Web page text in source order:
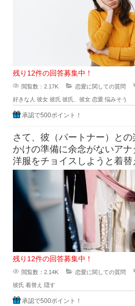
残り12件の回答募集中！
閲覧数：2.17K 恋愛に関しての質問
好きな人 彼女 彼氏 彼氏、彼女 恋愛 悩みそう
承認で500ポイント！
さて、彼（パートナー）と
かけの準備に余念がないア
洋服をチョイスしようと着
そこへ素っ裸にちかい状態で
残り12件の回答募集中！
閲覧数：2.14K 恋愛に関しての質問
彼氏 着替え 隠す
承認で500ポイント！